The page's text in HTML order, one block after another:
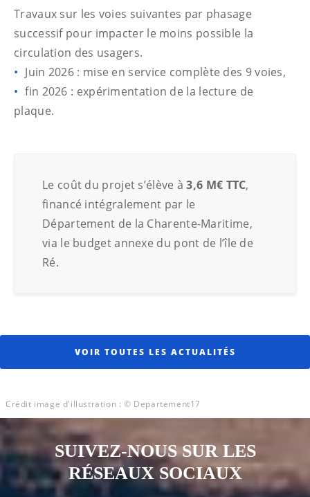
Travaux sur les voies suivantes par phasage
successif pour impacter le moins possible la
circulation des usagers.
Juin 2026 : mise en service complète des 9 voies,
fin 2026 : expérimentation de la lecture de
plaque.
Le coût du projet s’élève à3,6 M€ TTC,
financé intégralement par le
Département de la Charente-Maritime,
via le budget annexe du pont de l’île de
Ré.
VOIR TOUTES LES ACTUALITÉS
Crédit image d'illustration : © Departement17
SUIVEZ-NOUS SUR LES
RÉSEAUX SOCIAUX